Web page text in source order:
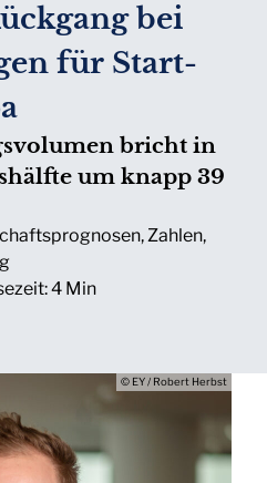
bei
für Start-
bricht in
um knapp 39
,Zahlen,
4 Min
© EY / Robert Herbst